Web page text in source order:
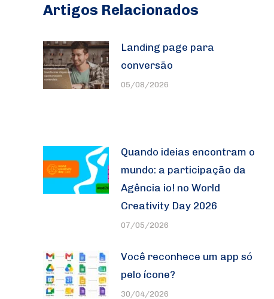
Artigos Relacionados
Landing page para
conversão
05/08/2026
Quando ideias encontram o
mundo: a participação da
Agência io! no World
Creativity Day 2026
07/05/2026
Você reconhece um app só
pelo ícone?
30/04/2026